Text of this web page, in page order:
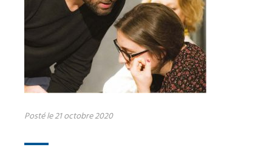
Posté le 21 octobre 2020